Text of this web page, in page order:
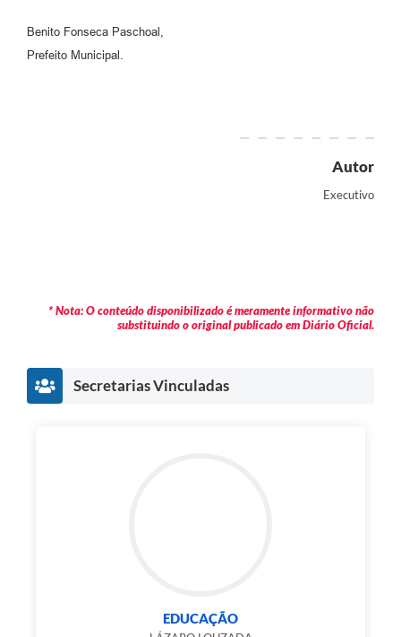
Benito Fonseca Paschoal,
Prefeito Municipal.
Autor
Executivo
* Nota: O conteúdo disponibilizado é meramente informativo não
substituindo o original publicado em Diário Oficial.
Secretarias Vinculadas
EDUCAÇÃO